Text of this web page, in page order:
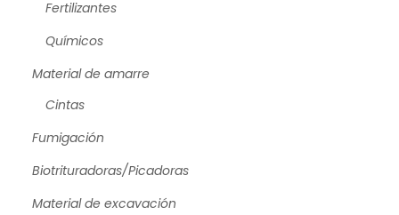
Fertilizantes
Químicos
Material de amarre
Cintas
Fumigación
Biotrituradoras/Picadoras
Material de excavación